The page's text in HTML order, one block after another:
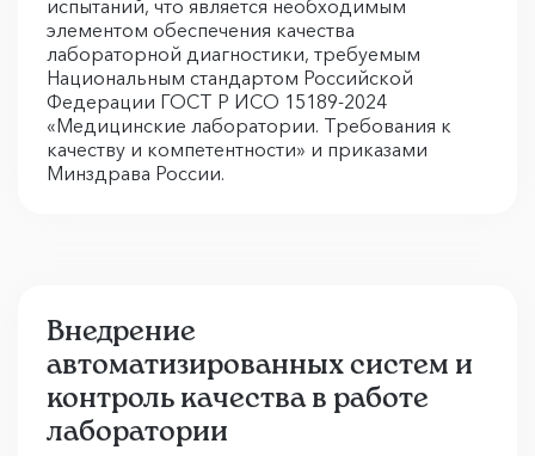
испытаний, что является необходимым
элементом обеспечения качества
лабораторной диагностики, требуемым
Национальным стандартом Российской
Федерации ГОСТ Р ИСО 15189-2024
«Медицинские лаборатории. Требования к
качеству и компетентности» и приказами
Минздрава России.
Внедрение
автоматизированных систем и
контроль качества в работе
лаборатории